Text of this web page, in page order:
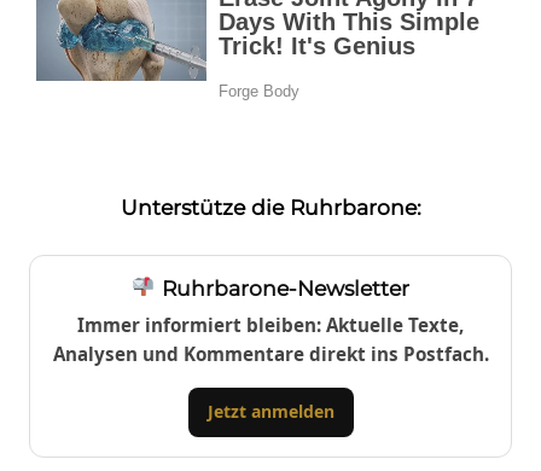
Unterstütze die Ruhrbarone:
Ruhrbarone-Newsletter
Immer informiert bleiben: Aktuelle Texte,
Analysen und Kommentare direkt ins Postfach.
Jetzt anmelden